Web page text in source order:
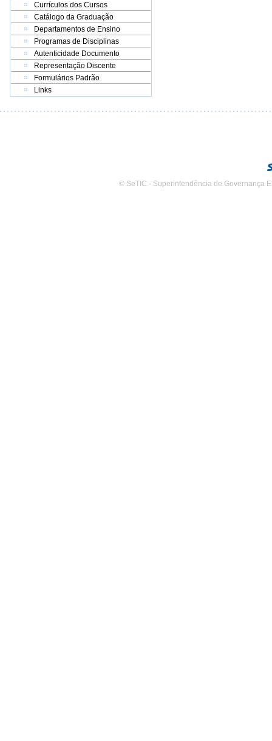
Currículos dos Cursos
Catálogo da Graduação
Departamentos de Ensino
Programas de Disciplinas
Autenticidade Documento
Representação Discente
Formulários Padrão
Links
© SeTIC - Superintendência de Governança